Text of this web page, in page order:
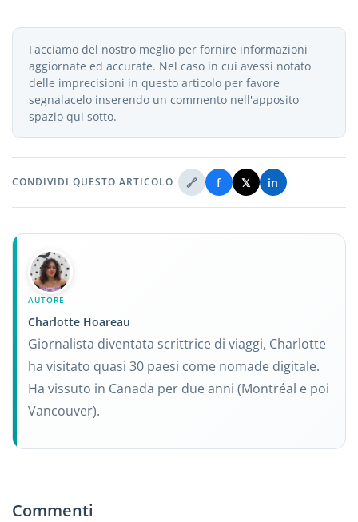
Facciamo del nostro meglio per fornire informazioni
aggiornate ed accurate. Nel caso in cui avessi notato
delle imprecisioni in questo articolo per favore
segnalacelo inserendo un commento nell'apposito
spazio qui sotto.
CONDIVIDI QUESTO ARTICOLO 🔗 f 𝕏 in
AUTORE
Charlotte Hoareau
Giornalista diventata scrittrice di viaggi, Charlotte
ha visitato quasi 30 paesi come nomade digitale.
Ha vissuto in Canada per due anni (Montréal e poi
Vancouver).
Commenti